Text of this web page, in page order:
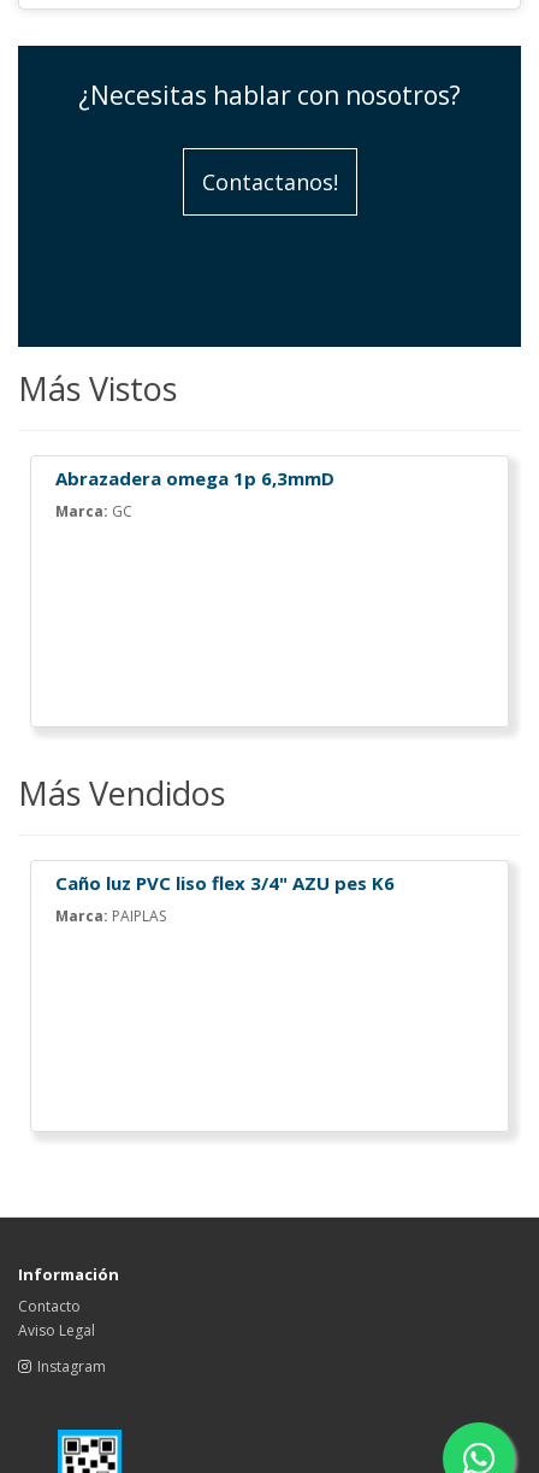
¿Necesitas hablar con nosotros?
Contactanos!
Más Vistos
Abrazadera omega 1p 6,3mmD
Marca: GC
Más Vendidos
Caño luz PVC liso flex 3/4" AZU pes K6
Marca: PAIPLAS
Información
Contacto
Aviso Legal
Instagram